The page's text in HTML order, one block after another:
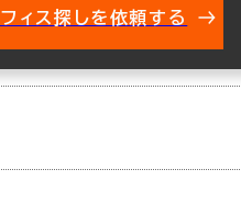
ィス探しを依頼する